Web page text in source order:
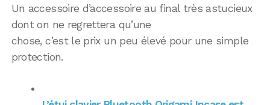
Un accessoire d’accessoire au final très astucieux
dont on ne regrettera qu’une
chose, c’est le prix un peu élevé pour une simple
protection.